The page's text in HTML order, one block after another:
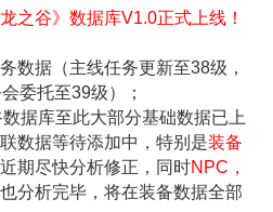
之谷》数据库V1.0正式上线！
数据（主线任务更新至38级，
委托至39级）；
据库至此大部分基础数据已上
数据等待添加中，特别是装备
期尽快分析修正，同时NPC，
也分析完毕，将在装备数据全部